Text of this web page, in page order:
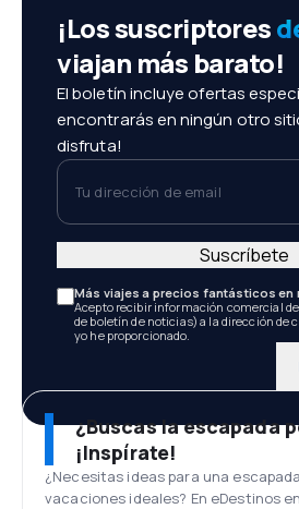
¡Los suscriptores
viajan más barato!
El boletín incluye ofertas
encontrarás en ningún otro
disfruta!
Tu dirección de email
Más viajes a precios fantásticos en
Acepto recibir información comercial
de boletín de noticias) a la dirección de
yo he proporcionado.
Suscríbete
¿Buscas la escapada
¡Inspírate!
¿Necesitas ideas para una
vacaciones ideales? En eDestinos